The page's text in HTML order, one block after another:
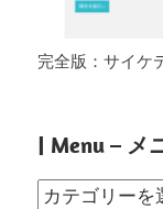
完全版：サイケ
| Menu – メ